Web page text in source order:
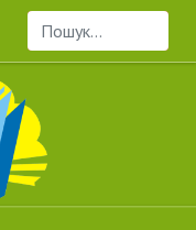
Пошук...